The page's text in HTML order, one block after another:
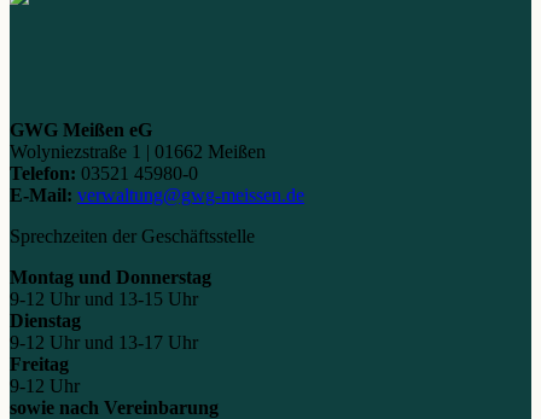
GWG Meißen eG
Wolyniezstraße 1 | 01662 Meißen
Telefon: 03521 45980-0
E-Mail: verwaltung@gwg-meissen.de
Sprechzeiten der Geschäftsstelle
Montag und Donnerstag
9-12 Uhr und 13-15 Uhr
Dienstag
9-12 Uhr und 13-17 Uhr
Freitag
9-12 Uhr
sowie nach Vereinbarung